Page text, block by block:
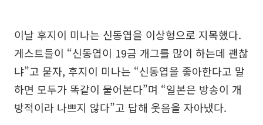
이날 후지이 미나는 신동엽을 이상형으로 지목했다.
게스트들이 “신동엽이 19금 개그를 많이 하는데 괜찮
냐”고 묻자, 후지이 미나는 “신동엽을 좋아한다고 말
하면 모두가 똑같이 물어본다”며 “일본은 방송이 개
방적이라 나쁘지 않다”고 답해 웃음을 자아냈다.